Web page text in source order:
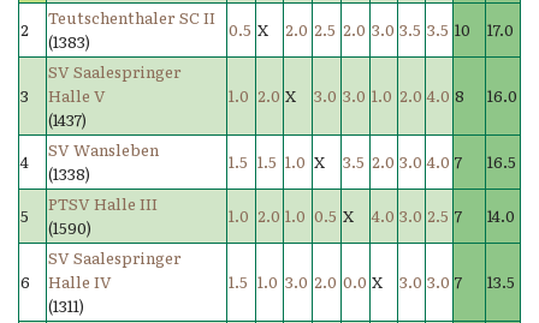
2
Teutschenthaler SC II
(1383)
0.5 X 2.0 2.5 2.0 3.0 3.5 3.5 10 17.0
3
SV Saalespringer
Halle V
(1437)
1.0 2.0 X 3.0 3.0 1.0 2.0 4.0 8 16.0
4
SV Wansleben
(1338)
1.5 1.5 1.0 X 3.5 2.0 3.0 4.0 7 16.5
5
PTSV Halle III
(1590)
1.0 2.0 1.0 0.5 X 4.0 3.0 2.5 7 14.0
6
SV Saalespringer
Halle IV
(1311)
1.5 1.0 3.0 2.0 0.0 X 3.0 3.0 7 13.5